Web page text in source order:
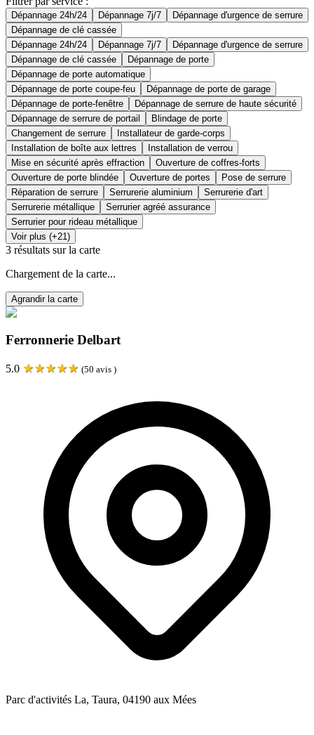
Dépannage 24h/24 Dépannage 7j/7
Dépannage d'urgence de serrure
Dépannage de clé cassée
Dépannage 24h/24
Dépannage 7j/7
Dépannage d'urgence de serrure
Dépannage de clé cassée
Dépannage de porte
Dépannage de porte automatique
Dépannage de porte coupe-feu
Dépannage de porte de garage
Dépannage de porte-fenêtre
Dépannage de serrure de haute sécurité
Dépannage de serrure de portail
Blindage de porte
Changement de serrure
Installateur de garde-corps
Installation de boîte aux lettres
Installation de verrou
Mise en sécurité après effraction
Ouverture de coffres-forts
Ouverture de porte blindée
Ouverture de portes
Pose de serrure
Réparation de serrure
Serrurerie aluminium
Serrurerie d'art
Serrurerie métallique
Serrurier agréé assurance
Serrurier pour rideau métallique
Voir plus (+21)
3 résultats sur la carte
Chargement de la carte...
Agrandir la carte
Ferronnerie Delbart
5.0 ★★★★★ (50 avis )
Parc d'activités La, Taura, 04190 aux Mées